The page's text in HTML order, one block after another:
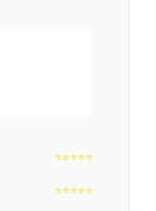
⭐⭐⭐⭐⭐
⭐⭐⭐⭐⭐